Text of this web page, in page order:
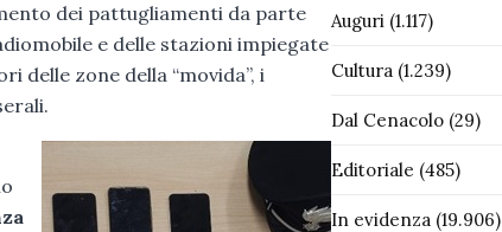
dei pattugliamenti da parte
e delle stazioni impiegate
delle zone della “movida”, i
Auguri(1.117)
Cultura(1.239)
Dal Cenacolo(29)
Editoriale (485)
In evidenza(19.906)